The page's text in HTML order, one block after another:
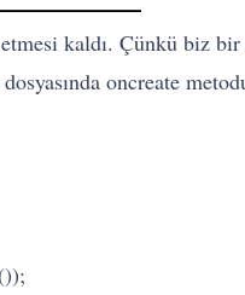
kaldı. Çünkü biz
oncreate